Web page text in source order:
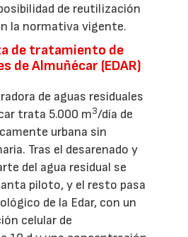
de reutilización
la normativa vigente.
de tratamiento de
de Almuñécar (EDAR)
de aguas residuales
trata 5.000 m3/día de
urbana sin
Tras el desarenado y
del agua residual se
piloto, y el resto pasa
de la Edar, con un
celular de